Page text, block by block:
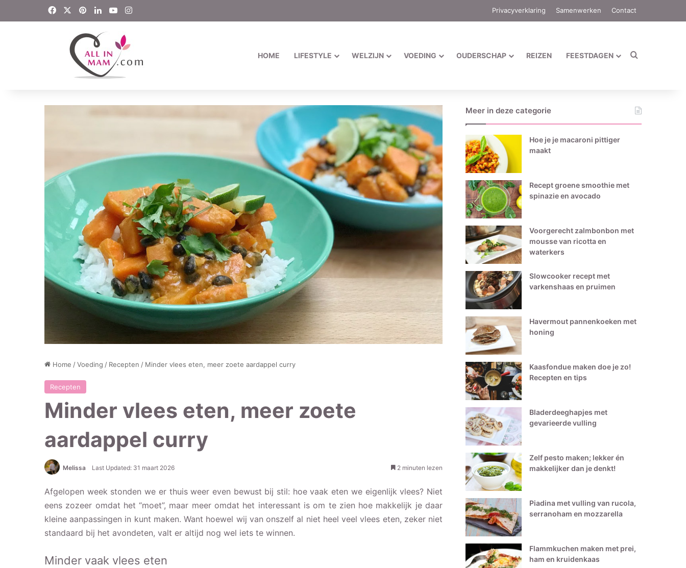
FacebookPinterestLinkedIn
YouTubeInstagram Privacyverklaring Samenwerken Contact
HOME LIFESTYLE WELZIJN VOEDING OUDERSCHAP REIZEN FEESTDAGEN Zoek naar
Home /Voeding / Recepten / Minder vlees eten, meer zoete aardappel curry
Recepten
Minder vlees eten, meer zoete
aardappel curry
Melissa Last Updated: 31 maart 2026 2 minuten lezen
Afgelopen week stonden we er thuis weer even bewust bij stil: hoe vaak eten we eigenlijk vlees? Niet
eens zozeer omdat het “moet”, maar meer omdat het interessant is om te zien hoe makkelijk je daar
kleine aanpassingen in kunt maken. Want hoewel wij van onszelf al niet heel veel vlees eten, zeker niet
standaard bij het avondeten, valt er altijd nog wel iets te winnen.
Minder vaak vlees eten
Meer in deze categorie
Hoe je je macaroni pittiger
maakt
Recept groene smoothie met
spinazie en avocado
Voorgerecht zalmbonbon met
mousse van ricotta en
waterkers
Slowcooker recept met
varkenshaas en pruimen
Havermout pannenkoeken met
honing
Kaasfondue maken doe je zo!
Recepten en tips
Bladerdeeghapjes met
gevarieerde vulling
Zelf pesto maken; lekker én
makkelijker dan je denkt!
Piadina met vulling van rucola,
serranoham en mozzarella
Flammkuchen maken met prei,
ham en kruidenkaas